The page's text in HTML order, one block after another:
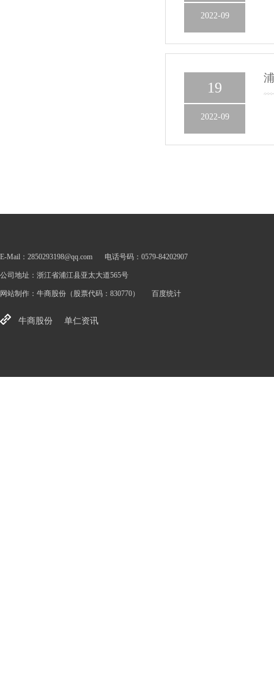
2022-09
19
2022-09
E-Mail：2850293198@qq.com 电话号码：0579-84202907
公司地址：浙江省浦江县亚太大道565号
网站制作： 牛商股份 （股票代码：830770） 百度统计
牛商股份 单仁资讯